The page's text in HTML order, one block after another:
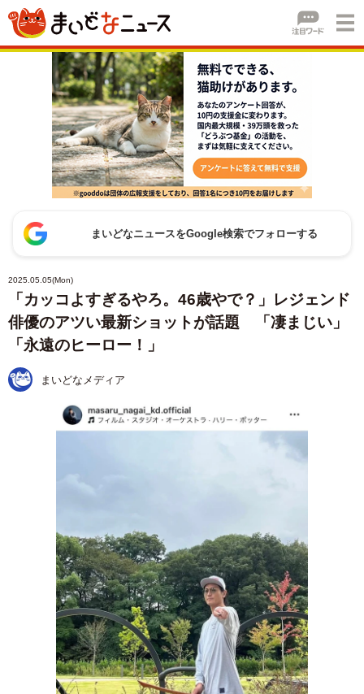
まいどなニュースをGoogle検索でフォローする
2025.05.05(Mon)
「カッコよすぎるやろ。46歳やで？」レジェンド
俳優のアツい最新ショットが話題 「凄まじい」
「永遠のヒーロー！」
まいどなメディア